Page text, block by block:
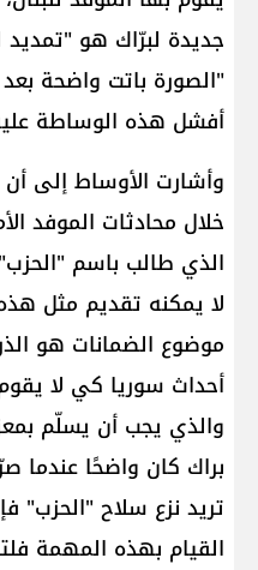
جديدة لبرّاك هو "تمديد
"الصورة باتت واضحة
أفشل هذه الوساطة
وأشارت الأوساط إلى
خلال محادثات الموفد
الذي طالب باسم
لا يمكنه تقديم مثل
موضوع الضمانات هو
أحداث سوريا كي لا
والذي يجب أن يسلّم
براك كان واضحًا عندما
تريد نزع سلاح "الحزب"
القيام بهذه المهمة